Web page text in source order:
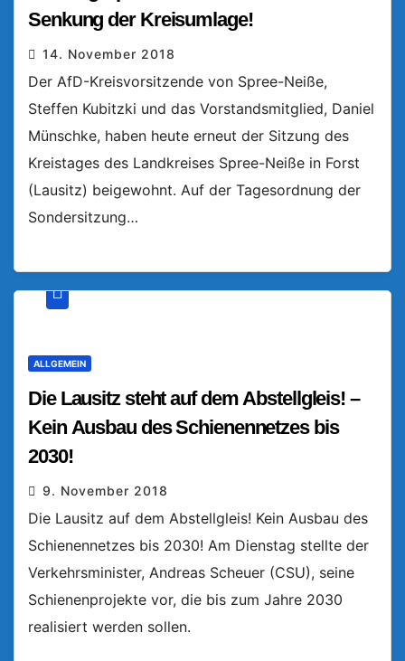
Senkung der Kreisumlage!
14. November 2018
Der AfD-Kreisvorsitzende von Spree-Neiße,
Steffen Kubitzki und das Vorstandsmitglied, Daniel
Münschke, haben heute erneut der Sitzung des
Kreistages des Landkreises Spree-Neiße in Forst
(Lausitz) beigewohnt. Auf der Tagesordnung der
Sondersitzung…
ALLGEMEIN
Die Lausitz steht auf dem Abstellgleis! –
Kein Ausbau des Schienennetzes bis
2030!
9. November 2018
Die Lausitz auf dem Abstellgleis! Kein Ausbau des
Schienennetzes bis 2030! Am Dienstag stellte der
Verkehrsminister, Andreas Scheuer (CSU), seine
Schienenprojekte vor, die bis zum Jahre 2030
realisiert werden sollen.